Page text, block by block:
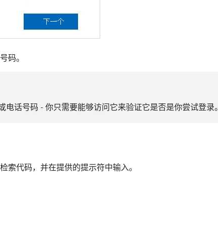
码。
电话号码 - 你只需要能够访问它来验证它是否是你尝试登录。
索代码，并在提供的提示符中输入。